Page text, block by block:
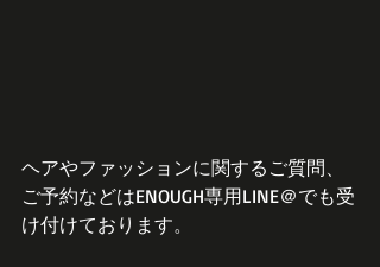
ヘアやファッションに関するご質問、
ご予約などはENOUGH専用LINE＠でも受
け付けております。